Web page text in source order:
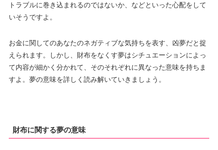
トラブルに巻き込まれるのではないか、などといった心配をして
いそうですよ。
お金に関してのあなたのネガティブな気持ちを表す、凶夢だと捉
えられます。しかし、財布をなくす夢はシチュエーションによっ
て内容が細かく分かれて、そのそれぞれに異なった意味を持ちま
すよ。夢の意味を詳しく読み解いていきましょう。
財布に関する夢の意味